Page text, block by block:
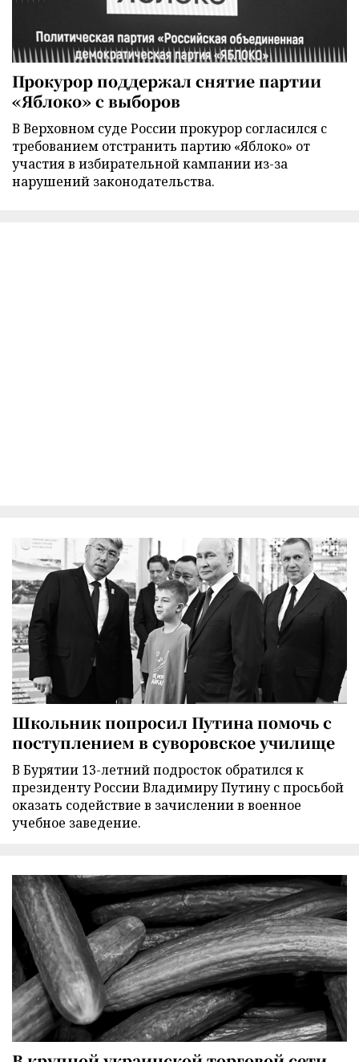
Прокурор поддержал снятие партии
«Яблоко» с выборов
В Верховном суде России прокурор согласился с
требованием отстранить партию «Яблоко» от
участия в избирательной кампании из-за
нарушений законодательства.
Школьник попросил Путина помочь с
поступлением в суворовское училище
В Бурятии 13-летний подросток обратился к
президенту России Владимиру Путину с просьбой
оказать содействие в зачислении в военное
учебное заведение.